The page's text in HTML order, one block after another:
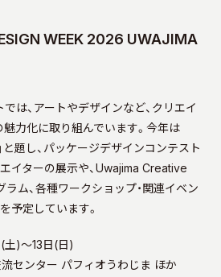
WEEK 2026 UWAJIMA
は、アートやデザインなど、クリエイ
力化に取り組んでいます。今年は
と題し、パッケージデザインコンテスト
イターの展示や、Uwajima Creative
ム、各種ワークショップ・関連イベン
予定しています。
土)～13日(日)
センター パフィオうわじま ほか